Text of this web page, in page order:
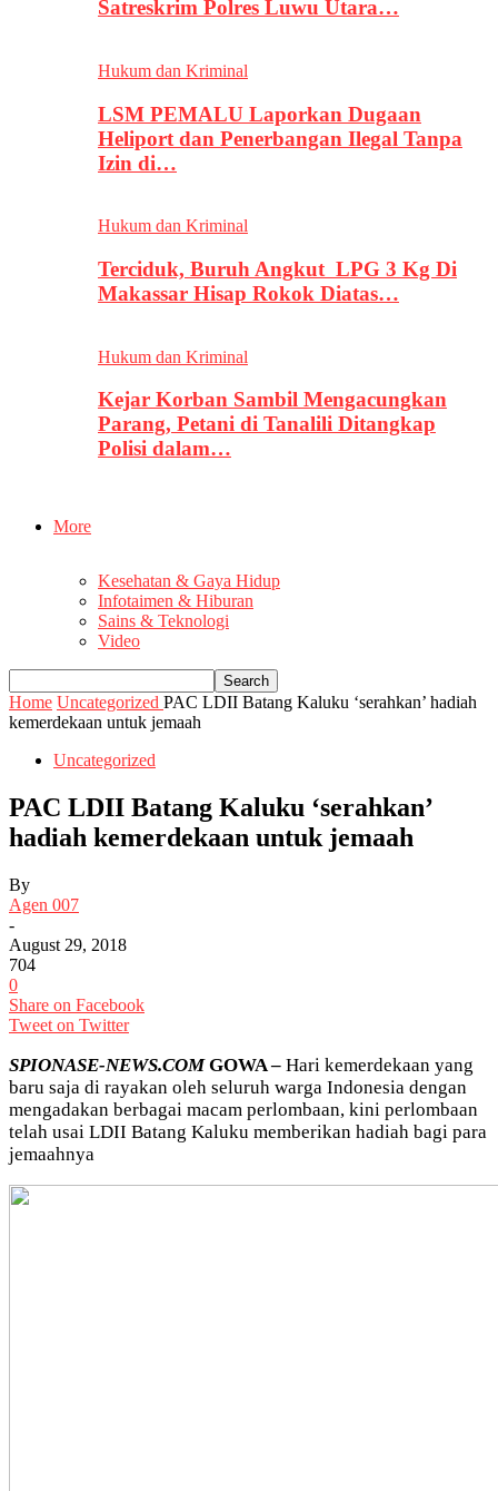
Satreskrim Polres Luwu Utara…
Hukum dan Kriminal
LSM PEMALU Laporkan Dugaan
Heliport dan Penerbangan Ilegal Tanpa
Izin di…
Hukum dan Kriminal
Terciduk, Buruh Angkut LPG 3 Kg Di
Makassar Hisap Rokok Diatas…
Hukum dan Kriminal
Kejar Korban Sambil Mengacungkan
Parang, Petani di Tanalili Ditangkap
Polisi dalam…
More
Kesehatan & Gaya Hidup
Infotaimen & Hiburan
Sains & Teknologi
Video
Home Uncategorized PAC LDII Batang Kaluku ‘serahkan’ hadiah
kemerdekaan untuk jemaah
Uncategorized
PAC LDII Batang Kaluku ‘serahkan’
hadiah kemerdekaan untuk jemaah
By
Agen 007
-
August 29, 2018
704
0
Share on Facebook
Tweet on Twitter
SPIONASE-NEWS.COMGOWA – Hari kemerdekaan yang
baru saja di rayakan oleh seluruh warga Indonesia dengan
mengadakan berbagai macam perlombaan, kini perlombaan
telah usai LDII Batang Kaluku memberikan hadiah bagi para
jemaahnya